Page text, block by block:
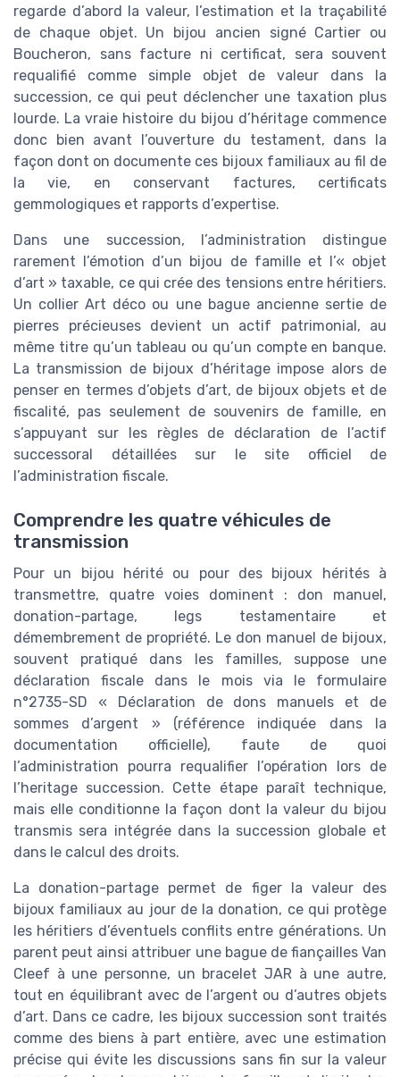
regarde d’abord la valeur, l’estimation et la traçabilité
de chaque objet. Un bijou ancien signé Cartier ou
Boucheron, sans facture ni certificat, sera souvent
requalifié comme simple objet de valeur dans la
succession, ce qui peut déclencher une taxation plus
lourde. La vraie histoire du bijou d’héritage commence
donc bien avant l’ouverture du testament, dans la
façon dont on documente ces bijoux familiaux au fil de
la vie, en conservant factures, certificats
gemmologiques et rapports d’expertise.
Dans une succession, l’administration distingue
rarement l’émotion d’un bijou de famille et l’« objet
d’art » taxable, ce qui crée des tensions entre héritiers.
Un collier Art déco ou une bague ancienne sertie de
pierres précieuses devient un actif patrimonial, au
même titre qu’un tableau ou qu’un compte en banque.
La transmission de bijoux d’héritage impose alors de
penser en termes d’objets d’art, de bijoux objets et de
fiscalité, pas seulement de souvenirs de famille, en
s’appuyant sur les règles de déclaration de l’actif
successoral détaillées sur le site officiel de
l’administration fiscale.
Comprendre les quatre véhicules de
transmission
Pour un bijou hérité ou pour des bijoux hérités à
transmettre, quatre voies dominent : don manuel,
donation-partage, legs testamentaire et
démembrement de propriété. Le don manuel de bijoux,
souvent pratiqué dans les familles, suppose une
déclaration fiscale dans le mois via le formulaire
n°2735-SD « Déclaration de dons manuels et de
sommes d’argent » (référence indiquée dans la
documentation officielle), faute de quoi
l’administration pourra requalifier l’opération lors de
l’heritage succession. Cette étape paraît technique,
mais elle conditionne la façon dont la valeur du bijou
transmis sera intégrée dans la succession globale et
dans le calcul des droits.
La donation-partage permet de figer la valeur des
bijoux familiaux au jour de la donation, ce qui protège
les héritiers d’éventuels conflits entre générations. Un
parent peut ainsi attribuer une bague de fiançailles Van
Cleef à une personne, un bracelet JAR à une autre,
tout en équilibrant avec de l’argent ou d’autres objets
d’art. Dans ce cadre, les bijoux succession sont traités
comme des biens à part entière, avec une estimation
précise qui évite les discussions sans fin sur la valeur